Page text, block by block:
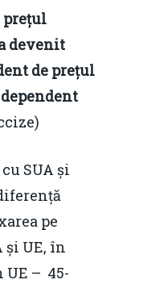
prețul
devenit
de prețul
SUA și
pe
și UE, în
UE – 45-
IMM
Rolul băncilor în
IMM
Redresare vs.
Durabilă
Martie 2016
Decembrie 2015
Mai 2015
Agribusiness
Energia
Construcții și
predictibilitate,
concurență.
Apostol